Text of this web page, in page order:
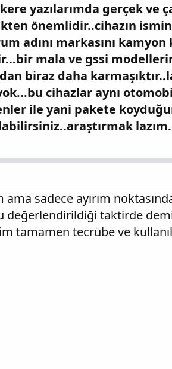
yazılarımda gerçek ve
önemlidir..cihazın
adını markasını
mala ve gssi
biraz daha
cihazlar aynı
ile yani pakete
sadece ayırım
değerlendirildiği taktirde
tamamen tecrübe ve